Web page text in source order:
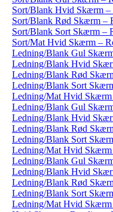
Sort/Blank Hvid Skærm –
Sort/Blank Rød Skærm –
Sort/Blank Sort Skærm –
Sort/Mat Hvid Skærm –
Ledning/Blank Gul
Ledning/Blank Hvid
Ledning/Blank Rød
Ledning/Blank Sort
Ledning/Mat Hvid Skærm
Ledning/Blank Gul
Ledning/Blank Hvid
Ledning/Blank Rød
Ledning/Blank Sort
Ledning/Mat Hvid Skærm
Ledning/Blank Gul
Ledning/Blank Hvid
Ledning/Blank Rød
Ledning/Blank Sort
Ledning/Mat Hvid Skærm